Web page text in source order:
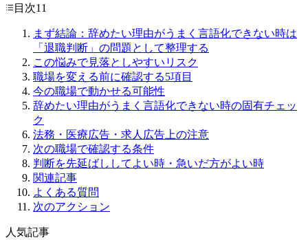
目次11
まず結論：辞めたい理由がうまく言語化できない時は
「退職判断」の問題として整理する
この悩みで見落としやすいリスク
職場を変える前に確認する5項目
今の職場で動かせる可能性
辞めたい理由がうまく言語化できない時の固有チェッ
ク
法務・医療広告・求人広告上の注意
次の職場で確認する条件
判断を先延ばししてよい時・急いだ方がよい時
関連記事
よくある質問
次のアクション
人気記事